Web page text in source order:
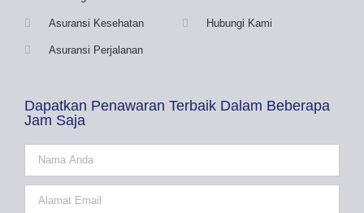
Asuransi Kesehatan
Asuransi Perjalanan
Hubungi Kami
Dapatkan Penawaran Terbaik Dalam Beberapa
Jam Saja